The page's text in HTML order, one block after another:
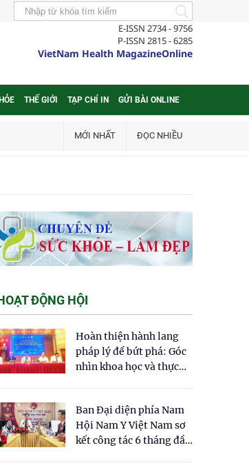
E-ISSN 2734 - 9756
P-ISSN 2815 - 6285
VietNam Health MagazineOnline
THẾ GIỚI TẠP CHÍ IN GỬI BÀI ONLINE
MỚI NHẤT ĐỌC NHIỀU
ĐỘNG HỘI
Hoàn thiện hành lang
pháp lý để bứt phá: Góc
nhìn khoa học và thực
cho Luật Y dược cổ
truyền Việt Nam"
Ban Đại diện phía Nam
Hội Nam Y Việt Nam sơ
kết công tác 6 tháng đầu